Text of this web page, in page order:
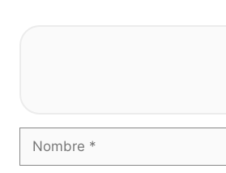
Nombre